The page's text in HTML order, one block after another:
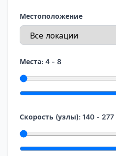
Местоположение
Места: 4 - 8
Минимум мест
Максимум мест
Скорость (узлы): 140 - 277
Минимальная скорость
Максимальная скорость